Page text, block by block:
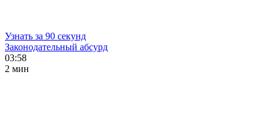
Узнать за 90 секунд
Законодательный абсурд
03:58
2 мин